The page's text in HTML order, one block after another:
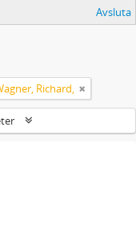
Avsluta
Richard,